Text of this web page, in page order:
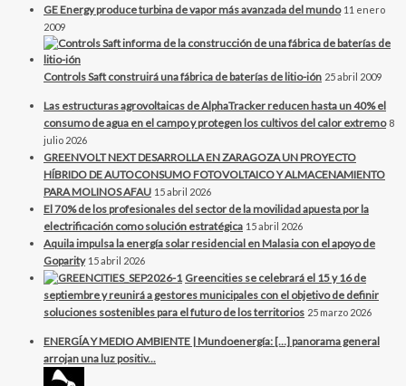
GE Energy produce turbina de vapor más avanzada del mundo 11 enero
2009
Controls Saft construirá una fábrica de baterías de litio-ión 25 abril 2009
Las estructuras agrovoltaicas de AlphaTracker reducen hasta un 40% el
consumo de agua en el campo y protegen los cultivos del calor extremo 8
julio 2026
GREENVOLT NEXT DESARROLLA EN ZARAGOZA UN PROYECTO
HÍBRIDO DE AUTOCONSUMO FOTOVOLTAICO Y ALMACENAMIENTO
PARA MOLINOS AFAU 15 abril 2026
El 70% de los profesionales del sector de la movilidad apuesta por la
electrificación como solución estratégica 15 abril 2026
Aquila impulsa la energía solar residencial en Malasia con el apoyo de
Goparity 15 abril 2026
Greencities se celebrará el 15 y 16 de
septiembre y reunirá a gestores municipales con el objetivo de definir
soluciones sostenibles para el futuro de los territorios 25 marzo 2026
ENERGÍA Y MEDIO AMBIENTE | Mundoenergía: […] panorama general
arrojan una luz positiv...